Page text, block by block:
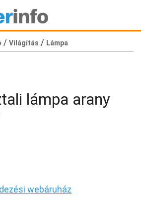
/ Világítás / Lámpa
lámpa arany
webáruház